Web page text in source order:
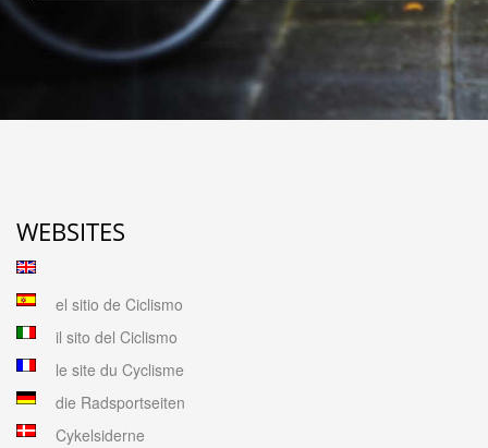
WEBSITES
el sitio de Ciclismo
il sito del Ciclismo
le site du Cyclisme
die Radsportseiten
Cykelsiderne